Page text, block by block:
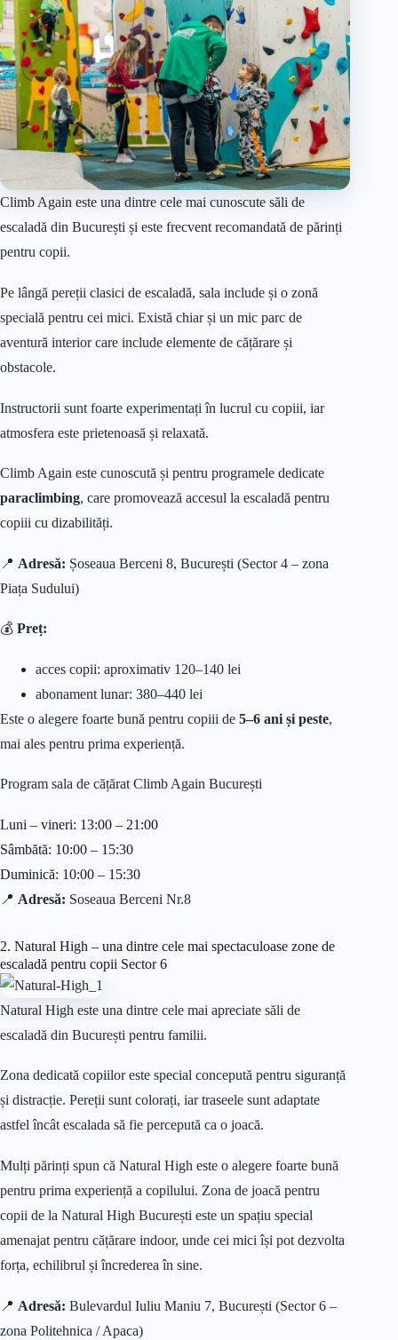
Climb Again este una dintre cele mai cunoscute săli de
escaladă din București și este frecvent recomandată de părinți
pentru copii.
Pe lângă pereții clasici de escaladă, sala include și o zonă
specială pentru cei mici. Există chiar și un mic parc de
aventură interior care include elemente de cățărare și
obstacole.
Instructorii sunt foarte experimentați în lucrul cu copiii, iar
atmosfera este prietenoasă și relaxată.
Climb Again este cunoscută și pentru programele dedicate
paraclimbing, care promovează accesul la escaladă pentru
copiii cu dizabilități.
📍 Adresă: Șoseaua Berceni 8, București (Sector 4 – zona
Piața Sudului)
💰 Preț:
acces copii: aproximativ 120–140 lei
abonament lunar: 380–440 lei
Este o alegere foarte bună pentru copiii de 5–6 ani și peste,
mai ales pentru prima experiență.
Program sala de cățărat Climb Again București
Luni – vineri: 13:00 – 21:00
Sâmbătă: 10:00 – 15:30
Duminică: 10:00 – 15:30
📍 Adresă: Soseaua Berceni Nr.8
2. Natural High – una dintre cele mai spectaculoase zone de
escaladă pentru copii Sector 6
Natural High este una dintre cele mai apreciate săli de
escaladă din București pentru familii.
Zona dedicată copiilor este special concepută pentru siguranță
și distracție. Pereții sunt colorați, iar traseele sunt adaptate
astfel încât escalada să fie percepută ca o joacă.
Mulți părinți spun că Natural High este o alegere foarte bună
pentru prima experiență a copilului. Zona de joacă pentru
copii de la Natural High București este un spațiu special
amenajat pentru cățărare indoor, unde cei mici își pot dezvolta
forța, echilibrul și încrederea în sine.
📍 Adresă: Bulevardul Iuliu Maniu 7, București (Sector 6 –
zona Politehnica / Apaca)